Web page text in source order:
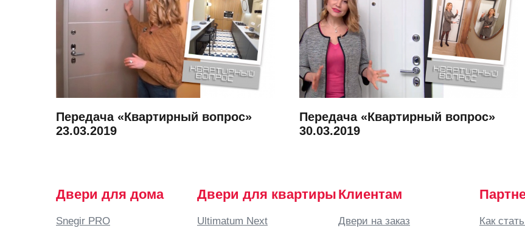
Передача «Квартирный вопрос»
23.03.2019
Передача «Квартирный вопрос»
30.03.2019
Двери для дома
Snegir PRO
Двери для квартиры
Ultimatum Next
Клиентам
Двери на заказ
Как